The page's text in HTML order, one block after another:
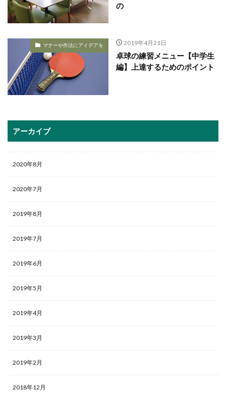
の
マナーや作法にアイデアを 2019年4月21日
卓球の練習メニュー【中学生
編】上達するためのポイント
アーカイブ
2020年8月
2020年7月
2019年8月
2019年7月
2019年6月
2019年5月
2019年4月
2019年3月
2019年2月
2018年12月